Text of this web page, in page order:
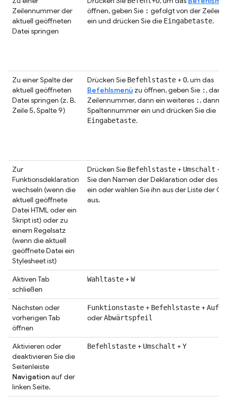
Zeilennummer der
aktuell geöffneten
Datei springen
öffnen, geben Sie : gefolgt von der
ein und drücken Sie die Eingabetaste.
Zu einer Spalte der
aktuell geöffneten
Datei springen (z. B.
Zeile 5, Spalte 9)
Drücken Sie Befehlstaste +O, um das
Befehlsmenü zu öffnen, geben Sie : ,
Zeilennummer, dann ein weiteres : , dann
Spaltennummer ein und drücken Sie die
Eingabetaste.
Zur
Funktionsdeklaration
wechseln (wenn die
aktuell geöffnete
Datei HTML oder ein
Skript ist) oder zu
einem Regelsatz
(wenn die aktuell
geöffnete Datei ein
Stylesheet ist)
Drücken Sie Befehlstaste + Umschalt +
Sie den Namen der Deklaration oder des
ein oder wählen Sie ihn aus der Liste der
aus.
Aktiven Tab
schließen
Wahltaste +W
Nächsten oder
vorherigen Tab
öffnen
Funktionstaste + Befehlstaste +
oderAbwärtspfeil
Aktivieren oder
deaktivieren Sie die
Seitenleiste
Navigationauf der
linken Seite.
Befehlstaste + Umschalt +Y